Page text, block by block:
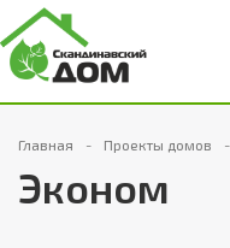
Главная Проекты домов
Эконом